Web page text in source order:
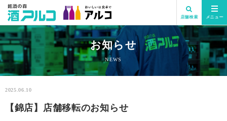
店舗検索 メニュー
お知らせ
NEWS
2025.06.10
【錦店】店舗移転のお知らせ